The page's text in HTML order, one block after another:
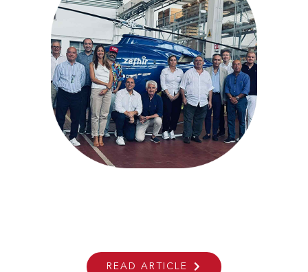
READ ARTICLE